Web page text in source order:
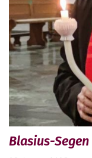
Blasius-